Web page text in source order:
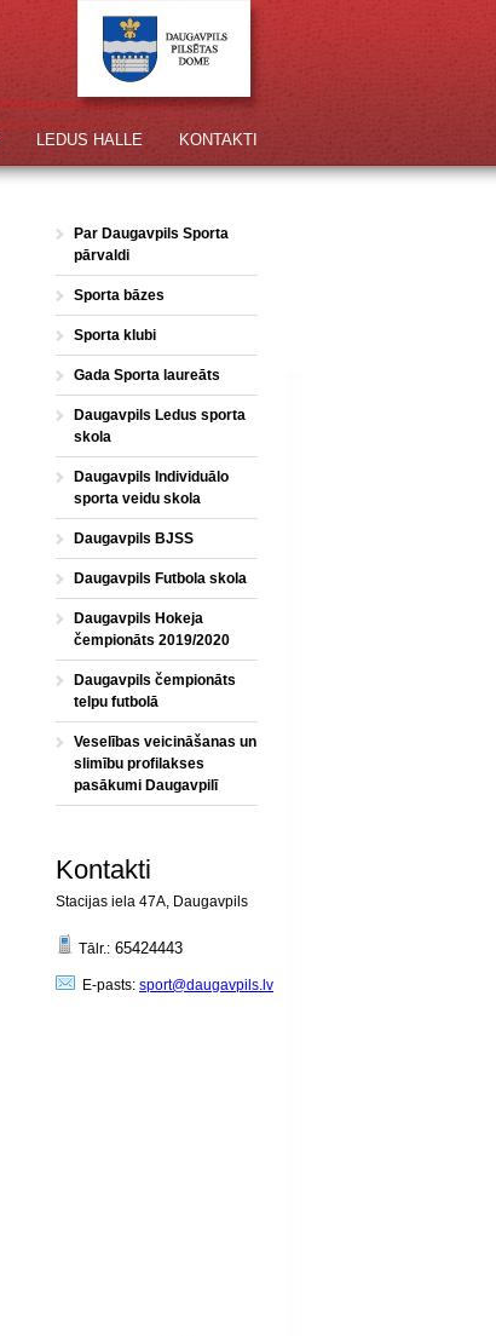
KONTAKTI
LEDUS HALLE
Par Daugavpils Sporta
pārvaldi
Sporta bāzes
Sporta klubi
Gada Sporta laureāts
Daugavpils Ledus sporta
skola
Daugavpils Individuālo
sporta veidu skola
Daugavpils BJSS
Daugavpils Futbola skola
Daugavpils Hokeja
čempionāts 2019/2020
Daugavpils čempionāts
telpu futbolā
Veselības veicināšanas un
slimību profilakses
pasākumi Daugavpilī
Kontakti
Stacijas iela 47A, Daugavpils
Tālr.: 65424443
E-pasts: sport@daugavpils.lv